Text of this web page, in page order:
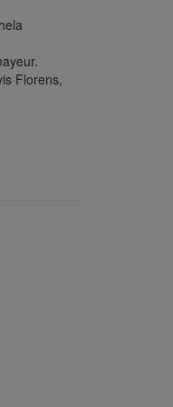
Florens,